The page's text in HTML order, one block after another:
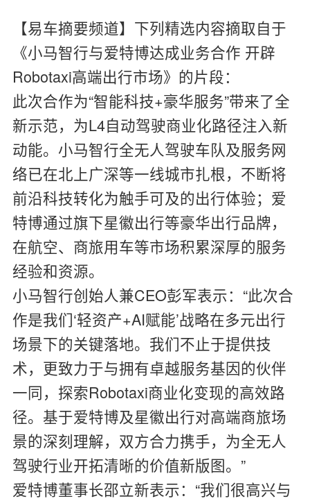
【易车摘要频道】下列精选内容摘取自于
《小马智行与爱特博达成业务合作 开辟
Robotaxi高端出行市场》的片段：
此次合作为“智能科技+豪华服务”带来了全
新示范，为L4自动驾驶商业化路径注入新
动能。小马智行全无人驾驶车队及服务网
络已在北上广深等一线城市扎根，不断将
前沿科技转化为触手可及的出行体验；爱
特博通过旗下星徽出行等豪华出行品牌，
在航空、商旅用车等市场积累深厚的服务
经验和资源。
小马智行创始人兼CEO彭军表示：“此次合
作是我们‘轻资产+AI赋能’战略在多元出行
场景下的关键落地。我们不止于提供技
术，更致力于与拥有卓越服务基因的伙伴
一同，探索Robotaxi商业化变现的高效路
径。基于爱特博及星徽出行对高端商旅场
景的深刻理解，双方合力携手，为全无人
驾驶行业开拓清晰的价值新版图。”
爱特博董事长邵立新表示：“我们很高兴与